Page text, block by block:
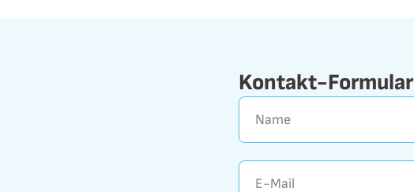
Kontakt-Formular